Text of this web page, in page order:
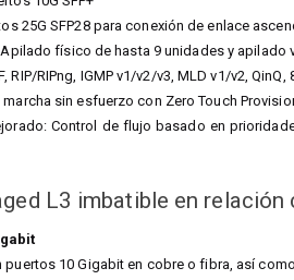
25G SFP28 para conexión de enlace
físico de hasta 9 unidades y apilado
RIPng, IGMP v1/v2/v3, MLD v1/v2, QinQ,
sin esfuerzo con Zero Touch
Control de flujo basado en
L3 imbatible en
10 Gigabit en cobre o fibra, así